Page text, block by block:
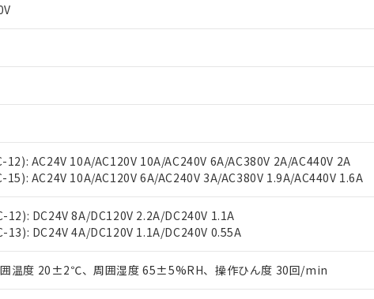
12): AC24V 10A/AC120V 10A/AC240V 6A/AC380V 2A/AC440V 2A
15): AC24V 10A/AC120V 6A/AC240V 3A/AC380V 1.9A/AC440V 1.6A
12): DC24V 8A/DC120V 2.2A/DC240V 1.1A
13): DC24V 4A/DC120V 1.1A/DC240V 0.55A
囲温度 20±2℃、周囲湿度 65±5%RH、操作ひん度 30回/min
条件
をお読みいただき、同意のうえご利用ください。
のです。
制御機器事業取扱商品の中には、本サービスの対象外となる商品もあ
状況および標準価格照会結果は、記載している更新日時点での社内デ
あり、閲覧された時点での実際の在庫および標準価格とは異なる場合
な納期状況および標準価格はお客様のお取引先、またはお客様担当の
販売員にご相談ください。
ロン制御機器販売店や当社販売拠点は「 販売ネットワーク
」をご確
状況および標準価格結果を当社の事前の承諾なく第三者に漏洩または
み：EU RoHS指令（10物質）の非含有に対応した製品が提供可能な商
中：EU RoHS指令（10物質）の非含有の対応状況を調査中または確認
ライセンス料など無形物で、有害物質有無と関係のない商品です。
事情により、非含有部品としていたものが、含有品と判明した場合な
。
1000ppm以下、ポリ臭化ビフェニル類(PBB) 1000ppm以下、ポリ臭化ジフェニルエ
(2-エチルヘキシル) (DEHP)(別名：DOP) 1000ppm以下、フタル酸ブチルベンジル（BBP
1000ppm以下、フタル酸ジイソブチル (DIBP) 1000ppm以下
指令で産業用監視および制御機器に対する適用除外項目は除く。
定月
切り替え状況などにより、予定月が前後することがあります。
表
大均質材料含有率が中国RoHSの基準値を超えていることを示します。
確認です。当社販売部門へお問い合わせください。
物質の基準値 (GB/T26572)：
ジブチル) : 1000ppm、 DIBP(フタル酸ジイソブチル) : 1000ppm、 BBP(フタル酸ブチルベ
酸ビス(2-エチルヘキシル)) : 1000ppm
護使用期限
を輸出または国外への提供する場合は、日本国政府の輸出許可(または
の必要な手続きをとります。
は規制貨物を破棄する場合は、完全に破砕するなど、違法に輸出され
は貴社製品を、核兵器、ミサイル、化学兵器、生物兵器またはその他
に一切使用いたしません。
は、貴社製品を第三者に販売する場合は、上記1、2および3の内容を当
当社は、販売先および販売に係わる関係者が違法に輸出するおそれが
ません。
説明
一定数以上の在庫あり
一定数には満たないが在庫あり
在庫なし(最新の在庫状況については、お客様のお取引先、またはお客